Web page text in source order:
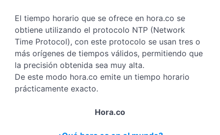
El tiempo horario que se ofrece en hora.co se
obtiene utilizando el protocolo NTP (Network
Time Protocol), con este protocolo se usan tres o
más orígenes de tiempos válidos, permitiendo que
la precisión obtenida sea muy alta.
De este modo hora.co emite un tiempo horario
prácticamente exacto.
Hora.co